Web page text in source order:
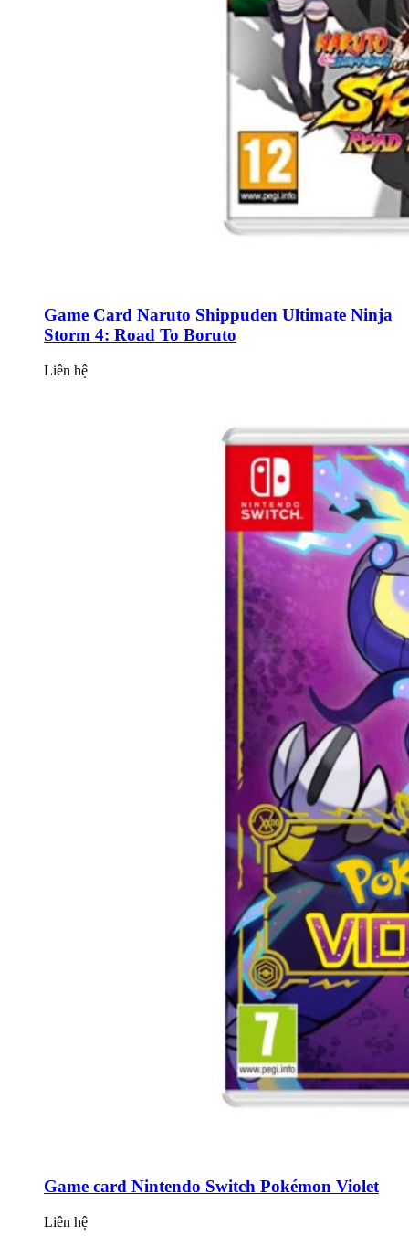
Game Card Naruto Shippuden Ultimate Ninja
Storm 4: Road To Boruto
Liên hệ
Game card Nintendo Switch Pokémon Violet
Liên hệ